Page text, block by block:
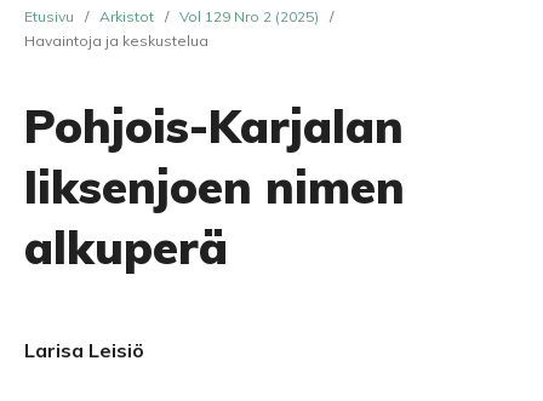
Etusivu / Arkistot / Vol 129 Nro 2 (2025)
/
Havaintoja ja keskustelua
Pohjois-Karjalan
Iiksenjoen nimen
alkuperä
Larisa Leisiö